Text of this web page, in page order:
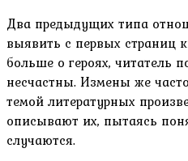
Два предыдущих типа
выявить с первых страниц
больше о героях, читатель
несчастны. Измены же
темой литературных
описывают их, пытаясь
случаются.